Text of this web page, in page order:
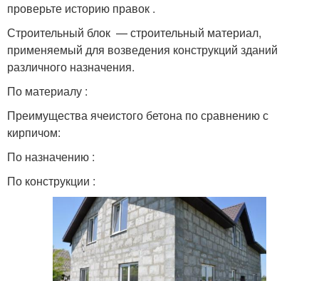
проверьте историю правок .
Строительный блок — строительный материал,
применяемый для возведения конструкций зданий
различного назначения.
По материалу :
Преимущества ячеистого бетона по сравнению с
кирпичом:
По назначению :
По конструкции :